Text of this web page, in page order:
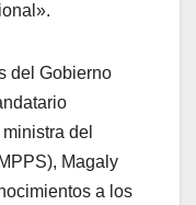
del Gobierno
del
Magaly
a los